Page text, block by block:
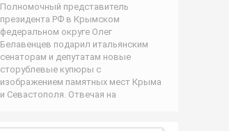
Полномочный представитель
президента РФ в Крымском
федеральном округе Олег
Белавенцев подарил итальянским
сенаторам и депутатам новые
сторублевые купюры с
изображением памятных мест Крыма
и Севастополя. Отвечая на